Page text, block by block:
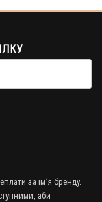
за ім’я бренду.
аби